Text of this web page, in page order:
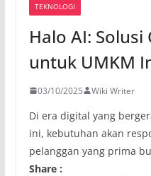
TEKNOLOGI
Halo AI: Solusi
untuk UMKM
03/10/2025 Wiki Writer
Di era digital yang
ini, kebutuhan akan
pelanggan yang prima
Share :